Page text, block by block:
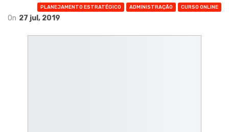
PLANEJAMENTO ESTRATÉGICO ADMINISTRAÇÃO CURSO ONLINE
On 27 jul, 2019